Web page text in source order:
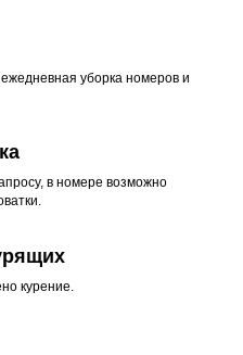
уборка номеров и
в номере возможно
курение.